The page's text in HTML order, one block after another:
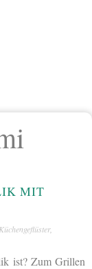
MIT
Küchengeflüster,
ist? Zum Grillen